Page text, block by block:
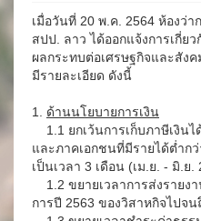
เมื่อวันที่ 20 พ.ค. 2564 ห้องว่
สปป. ลาว ได้ออกแจ้งการเกี่ย
ผลกระทบต่อเศรษฐกิจและสัง
มีรายละเอียด ดังนี้
1. ด้านนโยบายการเงิน
1.1 ยกเว้นการเก็บภาษีเงิน
และภาคเอกชนที่มีรายได้ต่ำก
เป็นเวลา 3 เดือน (เม.ย. - มิ.ย.
1.2 ขยายเวลาการส่งรายง
การปี 2563 ของวิสาหกิจไปจ